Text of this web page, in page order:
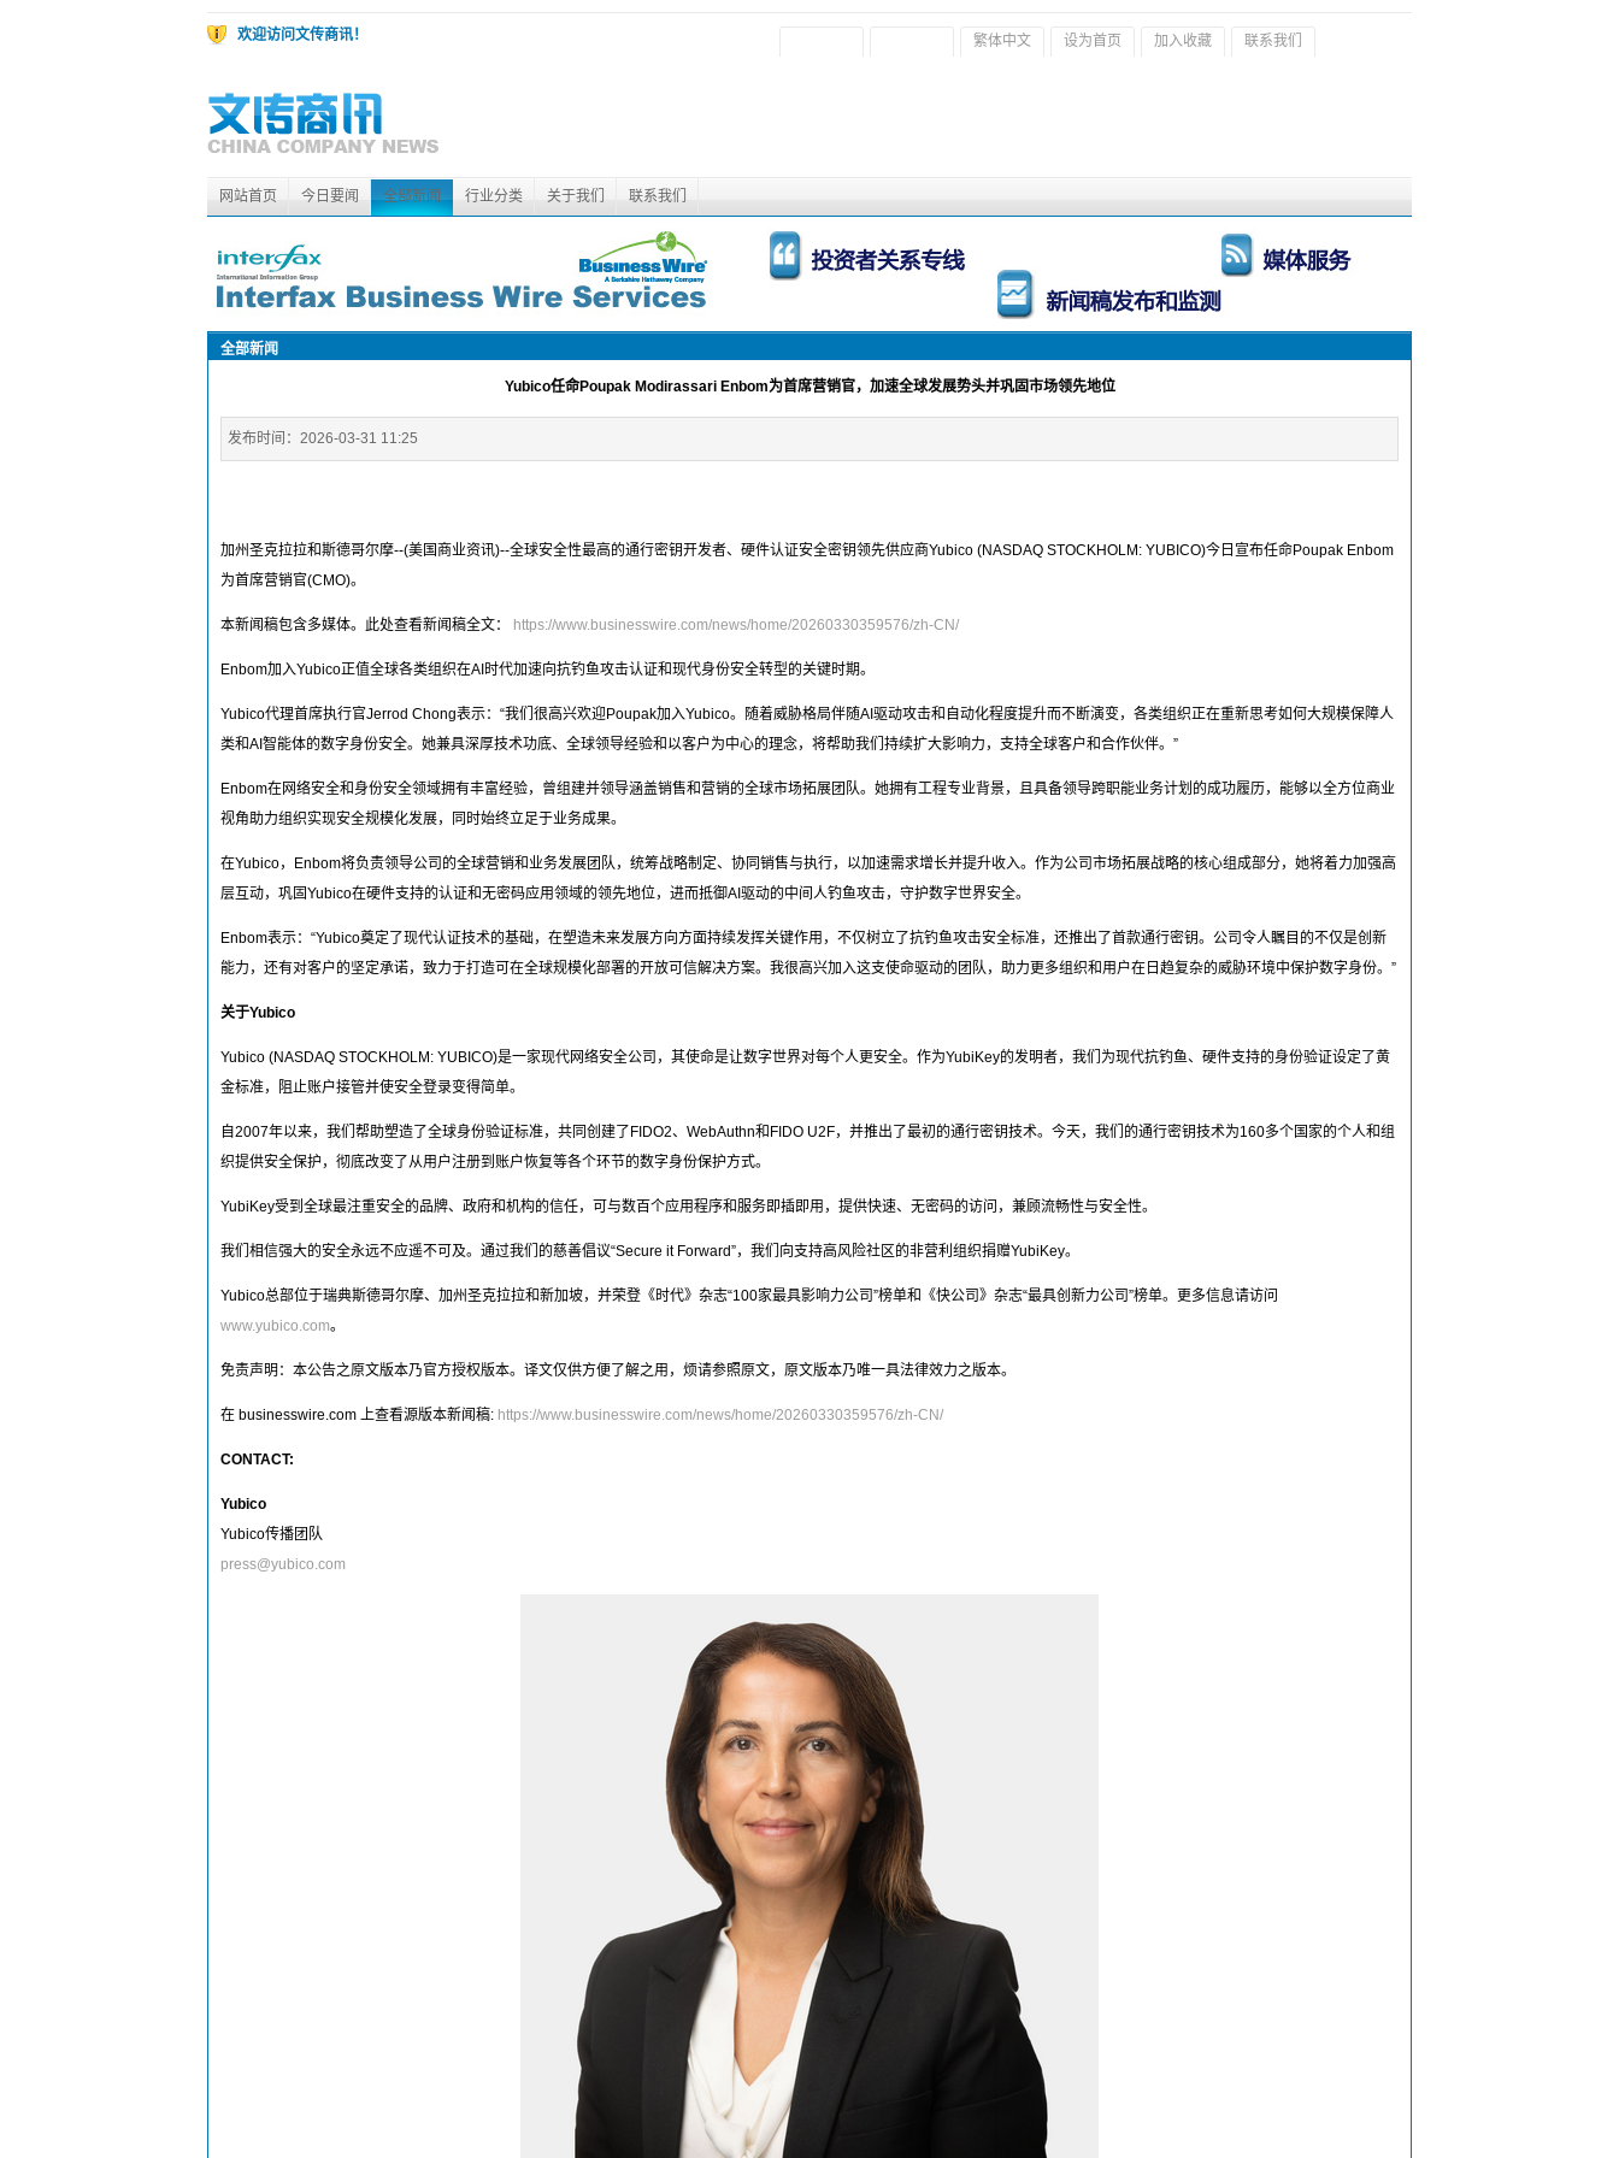
欢迎访问文传商讯！ 繁体中文 设为首页 加入收藏 联系我们
网站首页 今日要闻 全部新闻 行业分类 关于我们 联系我们
全部新闻
Yubico任命Poupak Modirassari Enbom为首席营销官，加速全球发展势头并巩固市场领先地位
发布时间： 2026-03-31 11:25
加州圣克拉拉和斯德哥尔摩--(美国商业资讯)--全球安全性最高的通行密钥开发者、硬件认证安全密钥领先供应商Yubico (NASDAQ STOCKHOLM: YUBICO)今日宣布任命Poupak Enbom
为首席营销官(CMO)。
本新闻稿包含多媒体。此处查看新闻稿全文： https://www.businesswire.com/news/home/20260330359576/zh-CN/
Enbom加入Yubico正值全球各类组织在AI时代加速向抗钓鱼攻击认证和现代身份安全转型的关键时期。
Yubico代理首席执行官Jerrod Chong表示：“我们很高兴欢迎Poupak加入Yubico。随着威胁格局伴随AI驱动攻击和自动化程度提升而不断演变，各类组织正在重新思考如何大规模保障人
类和AI智能体的数字身份安全。她兼具深厚技术功底、全球领导经验和以客户为中心的理念，将帮助我们持续扩大影响力，支持全球客户和合作伙伴。”
Enbom在网络安全和身份安全领域拥有丰富经验，曾组建并领导涵盖销售和营销的全球市场拓展团队。她拥有工程专业背景，且具备领导跨职能业务计划的成功履历，能够以全方位商业
视角助力组织实现安全规模化发展，同时始终立足于业务成果。
在Yubico，Enbom将负责领导公司的全球营销和业务发展团队，统筹战略制定、协同销售与执行，以加速需求增长并提升收入。作为公司市场拓展战略的核心组成部分，她将着力加强高
层互动，巩固Yubico在硬件支持的认证和无密码应用领域的领先地位，进而抵御AI驱动的中间人钓鱼攻击，守护数字世界安全。
Enbom表示：“Yubico奠定了现代认证技术的基础，在塑造未来发展方向方面持续发挥关键作用，不仅树立了抗钓鱼攻击安全标准，还推出了首款通行密钥。公司令人瞩目的不仅是创新
能力，还有对客户的坚定承诺，致力于打造可在全球规模化部署的开放可信解决方案。我很高兴加入这支使命驱动的团队，助力更多组织和用户在日趋复杂的威胁环境中保护数字身份。”
关于Yubico
Yubico (NASDAQ STOCKHOLM: YUBICO)是一家现代网络安全公司，其使命是让数字世界对每个人更安全。作为YubiKey的发明者，我们为现代抗钓鱼、硬件支持的身份验证设定了黄
金标准，阻止账户接管并使安全登录变得简单。
自2007年以来，我们帮助塑造了全球身份验证标准，共同创建了FIDO2、WebAuthn和FIDO U2F，并推出了最初的通行密钥技术。今天，我们的通行密钥技术为160多个国家的个人和组
织提供安全保护，彻底改变了从用户注册到账户恢复等各个环节的数字身份保护方式。
YubiKey受到全球最注重安全的品牌、政府和机构的信任，可与数百个应用程序和服务即插即用，提供快速、无密码的访问，兼顾流畅性与安全性。
我们相信强大的安全永远不应遥不可及。通过我们的慈善倡议“Secure it Forward”，我们向支持高风险社区的非营利组织捐赠YubiKey。
Yubico总部位于瑞典斯德哥尔摩、加州圣克拉拉和新加坡，并荣登《时代》杂志“100家最具影响力公司”榜单和《快公司》杂志“最具创新力公司”榜单。更多信息请访问
www.yubico.com。
免责声明：本公告之原文版本乃官方授权版本。译文仅供方便了解之用，烦请参照原文，原文版本乃唯一具法律效力之版本。
在 businesswire.com 上查看源版本新闻稿: https://www.businesswire.com/news/home/20260330359576/zh-CN/
CONTACT:
Yubico
Yubico传播团队
press@yubico.com